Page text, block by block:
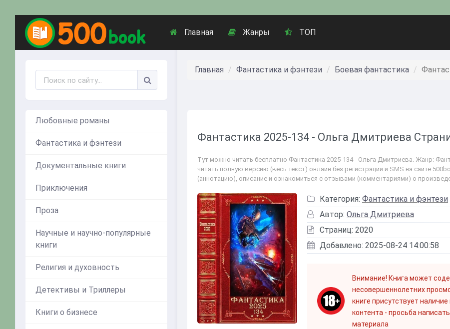
Главная Жанры ТОП
Любовные романы
Фантастика и фэнтези
Документальные книги
Приключения
Проза
Научные и научно-популярные
книги
Религия и духовность
Детективы и Триллеры
Книги о бизнесе
Главная Фантастика и фэнтези Боевая фантастика
Фантастика 2025-134 - Ольга Дмитриева
Тут можно читать бесплатно Фантастика 2025-134 - Ольга Дмитриева. Жанр:
читать полную версию (весь текст) онлайн без регистрации и SMS на сайте
(аннотацию), описание и ознакомиться с отзывами (комментариями) о
Категория: Фантастика и фэнтези
Автор: Ольга Дмитриева
Страниц: 2020
Добавлено: 2025-08-24 14:00:58
Внимание! Книга может
несовершеннолетних
книге присутствует
контента - просьба
материала